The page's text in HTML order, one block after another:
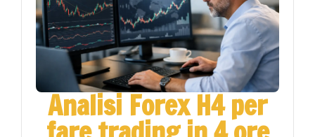
Analisi Forex H4 per